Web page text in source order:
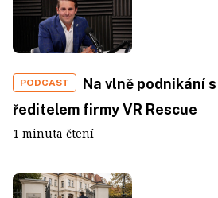
PODCAST
Na vlně podnikání
ředitelem firmy VR Rescue
1 minuta čtení